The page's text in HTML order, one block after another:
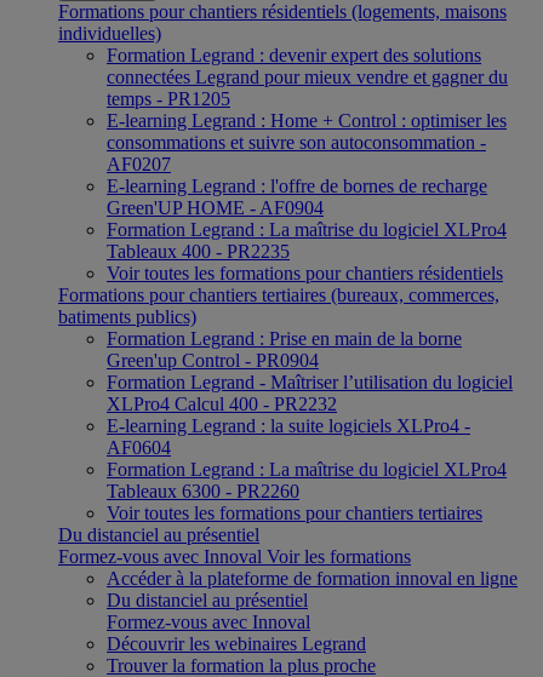
Formations pour chantiers résidentiels (logements, maisons
individuelles)
Formation Legrand : devenir expert des solutions
connectées Legrand pour mieux vendre et gagner du
temps - PR1205
E-learning Legrand : Home + Control : optimiser les
consommations et suivre son autoconsommation -
AF0207
E-learning Legrand : l'offre de bornes de recharge
Green'UP HOME - AF0904
Formation Legrand : La maîtrise du logiciel XLPro4
Tableaux 400 - PR2235
Voir toutes les formations pour chantiers résidentiels
Formations pour chantiers tertiaires (bureaux, commerces,
batiments publics)
Formation Legrand : Prise en main de la borne
Green'up Control - PR0904
Formation Legrand - Maîtriser l’utilisation du logiciel
XLPro4 Calcul 400 - PR2232
E-learning Legrand : la suite logiciels XLPro4 -
AF0604
Formation Legrand : La maîtrise du logiciel XLPro4
Tableaux 6300 - PR2260
Voir toutes les formations pour chantiers tertiaires
Du distanciel au présentiel
Formez-vous avec Innoval Voir les formations
Accéder à la plateforme de formation innoval en ligne
Du distanciel au présentiel
Formez-vous avec Innoval
Découvrir les webinaires Legrand
Trouver la formation la plus proche